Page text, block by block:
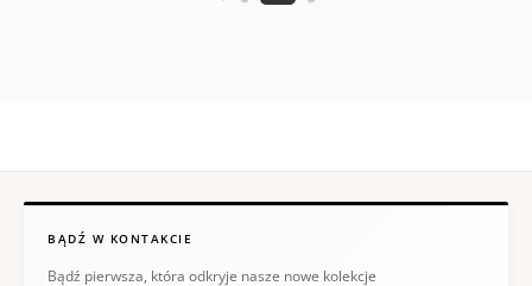
BĄDŹ W KONTAKCIE
Bądź pierwsza, która odkryje nasze nowe kolekcje